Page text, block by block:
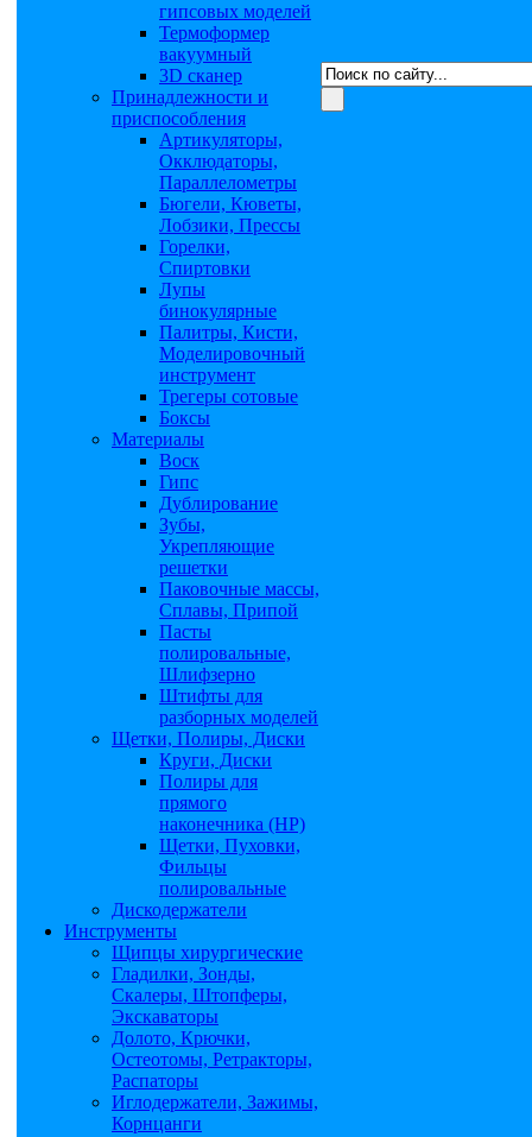
гипсовых моделей
Термоформер
вакуумный
3D сканер
Принадлежности и
приспособления
Артикуляторы,
Окклюдаторы,
Параллелометры
Бюгели, Кюветы,
Лобзики, Прессы
Горелки,
Спиртовки
Лупы
бинокулярные
Палитры, Кисти,
Моделировочный
инструмент
Трегеры сотовые
Боксы
Материалы
Воск
Гипс
Дублирование
Зубы,
Укрепляющие
решетки
Паковочные массы,
Сплавы, Припой
Пасты
полировальные,
Шлифзерно
Штифты для
разборных моделей
Щетки, Полиры, Диски
Круги, Диски
Полиры для
прямого
наконечника (НР)
Щетки, Пуховки,
Фильцы
полировальные
Дискодержатели
Инструменты
Щипцы хирургические
Гладилки, Зонды,
Скалеры, Штопферы,
Экскаваторы
Долото, Крючки,
Остеотомы, Ретракторы,
Распаторы
Иглодержатели, Зажимы,
Корнцанги